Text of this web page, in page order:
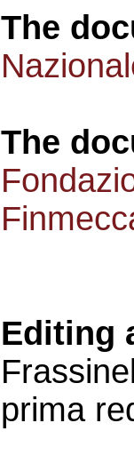
The
The
Editing
prima